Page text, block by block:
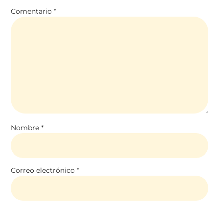
Comentario*
Nombre*
Correo electrónico*